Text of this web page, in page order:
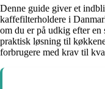
Denne guide giver et
kaffefilterholdere i
om du er på udkig efter
praktisk løsning til
forbrugere med krav til